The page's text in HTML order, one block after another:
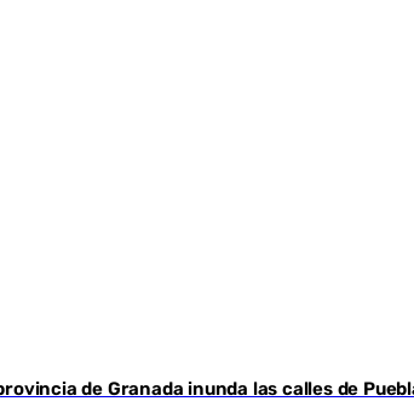
de Granada inunda las calles de